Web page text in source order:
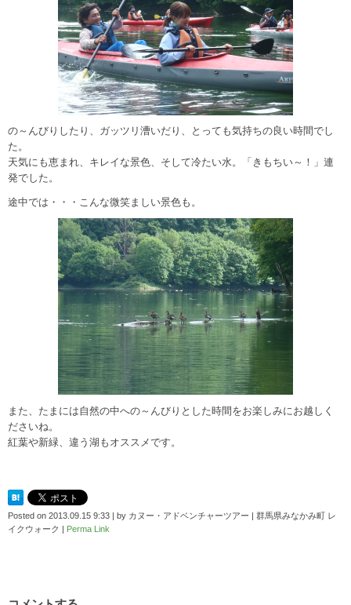
の～んびりしたり、ガッツリ漕いだり、とっても気持ちの良い時間でし
た。
天気にも恵まれ、キレイな景色、そして冷たい水。「きもちい～！」連
発でした。
途中では・・・こんな微笑ましい景色も。
また、たまには自然の中への～んびりとした時間をお楽しみにお越しく
ださいね。
紅葉や新緑、違う湖もオススメです。
Posted on 2013.09.15 9:33 | by カヌー・アドベンチャーツアー | 群馬県みなかみ町 レ
イクウォーク | Perma Link